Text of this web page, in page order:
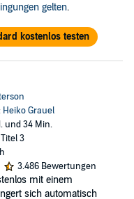
gelten.
kostenlos testen
Heiko Grauel
und 34 Min.
3
3.486 Bewertungen
mit einem
sich automatisch